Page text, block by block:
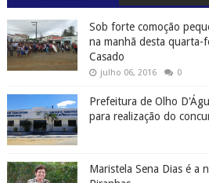
Sob forte comoção
na manhã desta quarta-
Casado
julho 06, 2016 0
Prefeitura de Olho
para realização do
Maristela Sena Dias é a